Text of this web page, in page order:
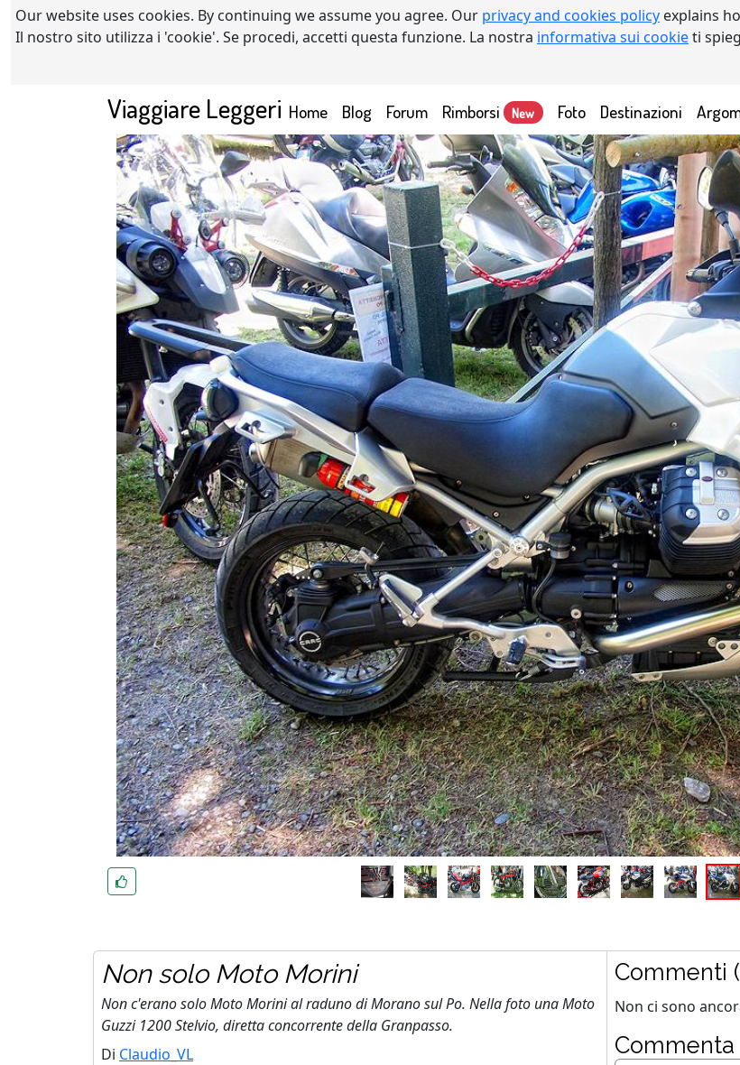
Our website uses cookies. By continuing we assume you agree. Our privacy and cookies policy explains
Il nostro sito utilizza i 'cookie'. Se procedi, accetti questa funzione. La nostra informativa sui cookieti
Viaggiare Leggeri Home(current)
Blog Forum Rimborsi New Foto Destinazioni
Non solo Moto Morini
Non c'erano solo Moto Morini al raduno di Morano sul Po. Nella foto una Moto
Guzzi 1200 Stelvio, diretta concorrente della Granpasso.
Di Claudio_VL
Commenti
Non ci sono
Commenta